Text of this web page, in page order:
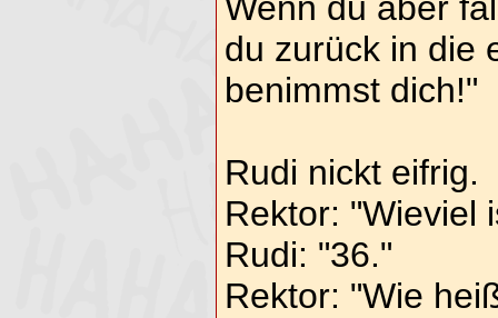
du zurück in die
benimmst dich!"
Rudi nickt eifrig.
Rektor: "Wieviel
Rudi: "36."
Rektor: "Wie